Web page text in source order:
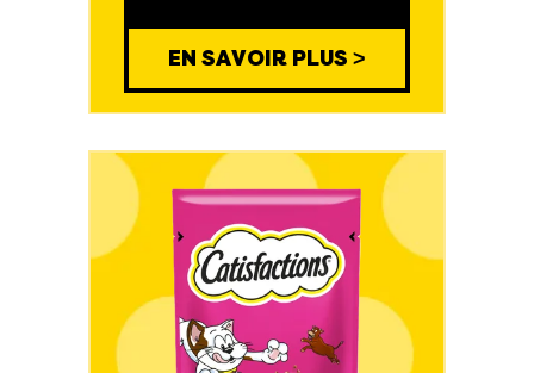
EN SAVOIR PLUS >